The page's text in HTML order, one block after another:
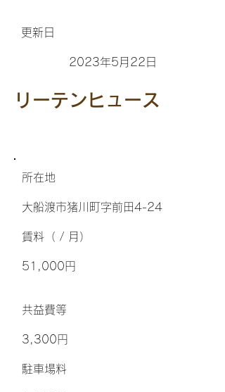
更新日
2023年5月22日
リーテンヒュース
所在地
大船渡市猪川町字前田4-24
​賃料（ / 月）
51,000円
​共益費等
3,300円
​駐車場料